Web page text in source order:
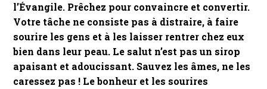
l’Évangile. Prêchez pour convaincre et convertir.
Votre tâche ne consiste pas à distraire, à faire
sourire les gens et à les laisser rentrer chez eux
bien dans leur peau. Le salut n’est pas un sirop
apaisant et adoucissant. Sauvez les âmes, ne les
caressez pas ! Le bonheur et les sourires